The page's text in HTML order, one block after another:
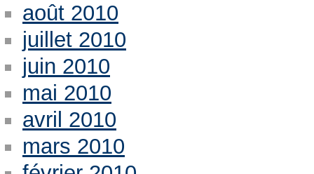
août 2010
juillet 2010
juin 2010
mai 2010
avril 2010
mars 2010